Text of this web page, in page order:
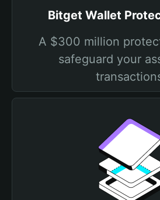
Bitget Wallet
A $300 million
safeguard your